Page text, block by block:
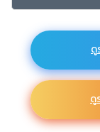
ดู
ดู